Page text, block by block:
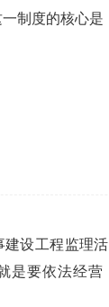
一制度的核
建设工程监理
是要依法经营